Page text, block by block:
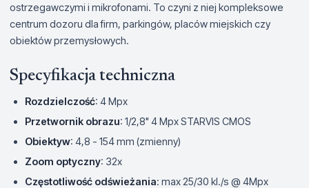
ostrzegawczymi i mikrofonami. To czyni z niej kompleksowe
centrum dozoru dla firm, parkingów, placów miejskich czy
obiektów przemysłowych.
Specyfikacja techniczna
Rozdzielczość: 4 Mpx
Przetwornik obrazu: 1/2,8" 4 Mpx STARVIS CMOS
Obiektyw: 4,8 - 154 mm (zmienny)
Zoom optyczny: 32x
Częstotliwość odświeżania: max 25/30 kl./s @ 4Mpx